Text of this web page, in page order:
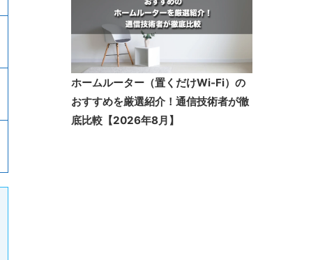
ホームルーター（置くだけWi-Fi）の
おすすめを厳選紹介！通信技術者が徹
底比較【2026年8月】